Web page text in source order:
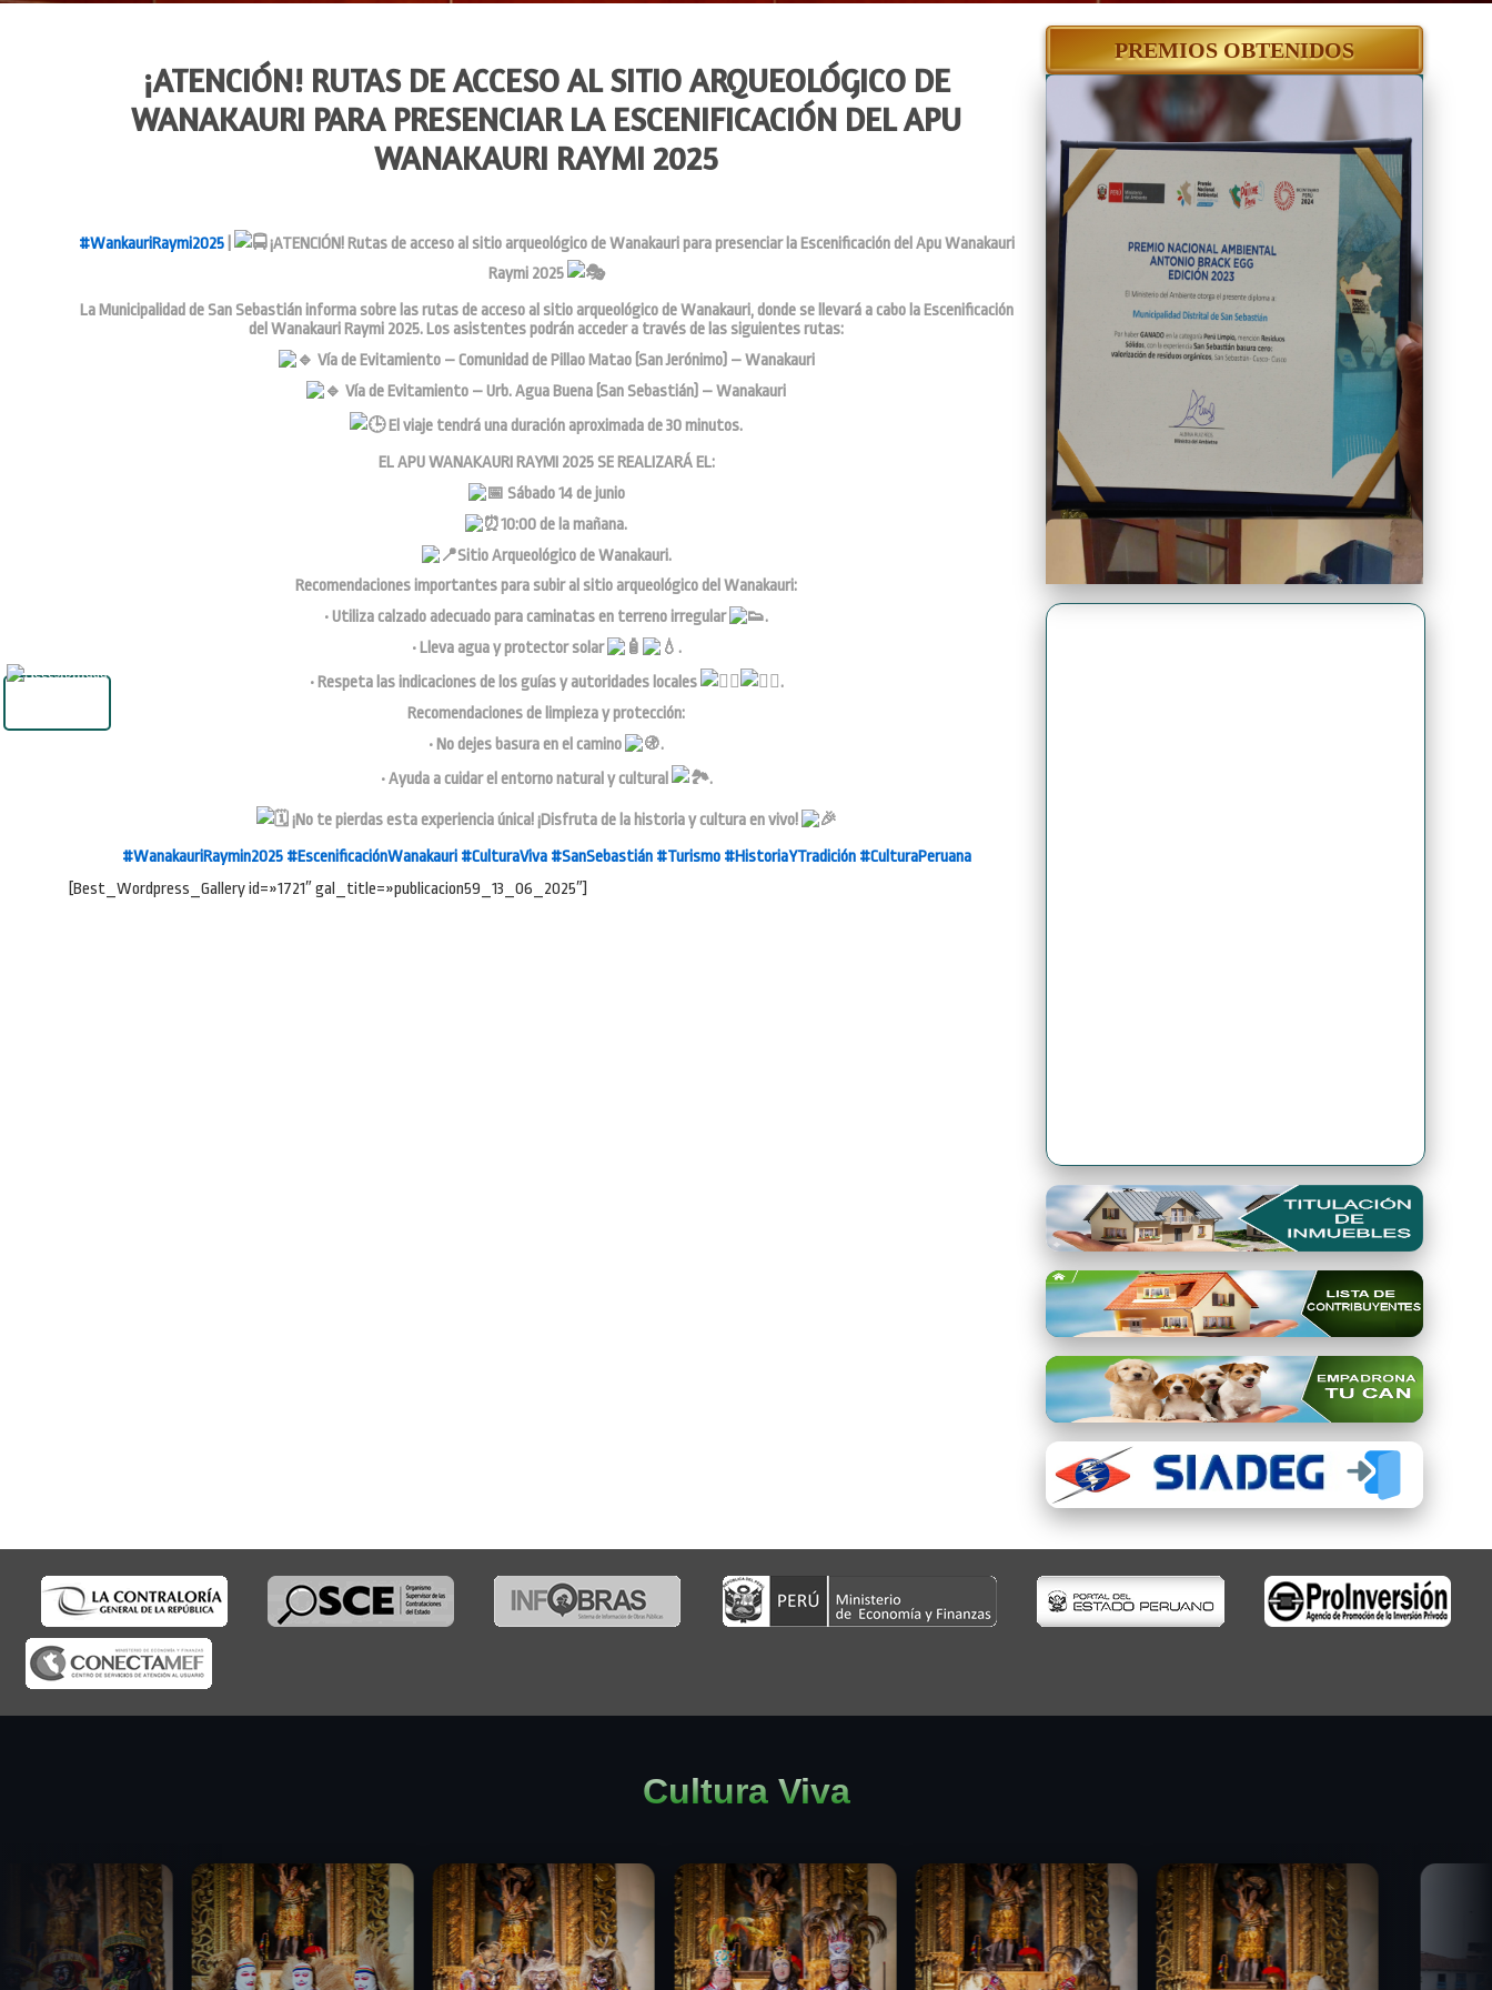
¡ATENCIÓN! RUTAS DE ACCESO AL SITIO ARQUEOLÓGICO DE
WANAKAURI PARA PRESENCIAR LA ESCENIFICACIÓN DEL APU
WANAKAURI RAYMI 2025
#WankauriRaymi2025
¡ATENCIÓN! Rutas de acceso al sitio arqueológico de Wanakauri para presenciar la Escenificación del Apu Wanakauri
Raymi 2025
La Municipalidad de San Sebastián informa sobre las rutas de acceso al sitio arqueológico de Wanakauri, donde se llevará a cabo la Escenificación
del Wanakauri Raymi 2025. Los asistentes podrán acceder a través de las siguientes rutas:
Vía de Evitamiento – Comunidad de Pillao Matao (San Jerónimo) – Wanakauri
Vía de Evitamiento – Urb. Agua Buena (San Sebastián) – Wanakauri
El viaje tendrá una duración aproximada de 30 minutos.
EL APU WANAKAURI RAYMI 2025 SE REALIZARÁ EL:
Sábado 14 de junio
10:00 de la mañana.
Sitio Arqueológico de Wanakauri.
Recomendaciones importantes para subir al sitio arqueológico del Wanakauri:
• Utiliza calzado adecuado para caminatas en terreno irregular
.
• Lleva agua y protector solar
.
• Respeta las indicaciones de los guías y autoridades locales
.
Recomendaciones de limpieza y protección:
• No dejes basura en el camino
.
• Ayuda a cuidar el entorno natural y cultural
.
¡No te pierdas esta experiencia única! ¡Disfruta de la historia y cultura en vivo!
#WanakauriRaymin2025 #EscenificaciónWanakauri #CulturaViva #SanSebastián #Turismo #HistoriaYTradición #CulturaPeruana
[Best_Wordpress_Gallery id=»1721″ gal_title=»publicacion59_13_06_2025″]
PREMIOS OBTENIDOS
Cultura Viva